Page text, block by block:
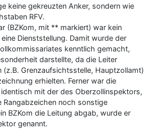
keine gekreuzten Anker, sondern wie
RFV.
(BZKom, mit ** markiert) war kein
Dienststellung. Damit wurde der
kenntlich gemacht,
darstellte, da die Leiter
(z.B. Grenzaufsichtsstelle, Hauptzollamt)
erhielten. Ferner war die
mit der des Oberzollinspektors,
Rangabzeichen noch sonstige
BZKom die Leitung abgab, wurde er
genannt.